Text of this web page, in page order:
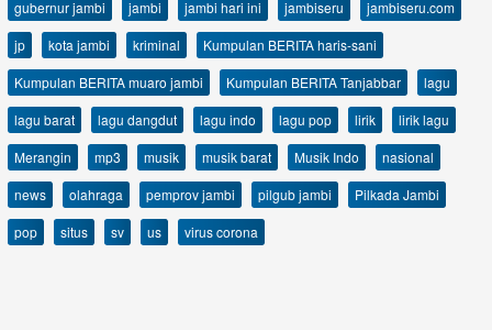
gubernur jambi
jambi jambi hari ini jambiseru
jambiseru.com
jp
kota jambi kriminal
Kumpulan BERITA haris-sani
Kumpulan BERITA muaro jambi
Kumpulan BERITA Tanjabbar
lagu
lagu barat
lagu dangdut lagu indo lagu pop lirik
lirik lagu
Merangin
mp3 musik musik barat Musik Indo
nasional
news
olahraga pemprov jambi pilgub jambi
Pilkada Jambi
pop
situs sv us virus corona